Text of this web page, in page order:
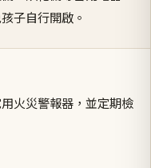
子自行開啟。
火災警報器，並定期檢